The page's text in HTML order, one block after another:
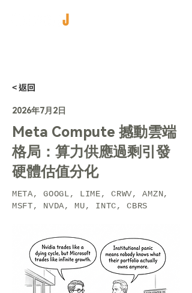
< 返回
2026年7月2日
Meta Compute 撼動雲端
格局：算力供應過剩引發
硬體估值分化
META, GOOGL, LIME, CRWV, AMZN,
MSFT, NVDA, MU, INTC, CBRS